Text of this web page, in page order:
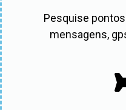
Pesquise
mensagens,